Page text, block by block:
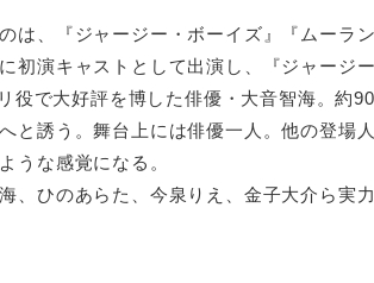
は、『ジャージー・ボーイズ』『ムーラ
初演キャストとして出演し、『ジャージ
役で大好評を博した俳優・大音智海。約
と誘う。舞台上には俳優一人。他の登場
うな感覚になる。
、ひのあらた、今泉りえ、金子大介ら実